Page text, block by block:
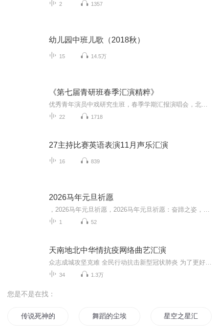
2 1357
幼儿园中班儿歌（2018秋）
15 14.5万
《第七届青研班春季汇演精粹》
22 1718
27主持比赛英语表演11月声乐汇演
16 839
2026马年元旦祈愿
1 52
天南地北中华情抗疫网络曲艺汇演
34 1.3万
您是不是在找：
传说死神的舞蹈 舞蹈的尘埃 星空之星汇